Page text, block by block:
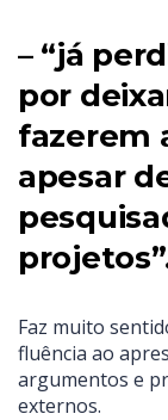
– “já
por
fazerem
apesar
Faz muito
fluência ao
argumentos e
externos.